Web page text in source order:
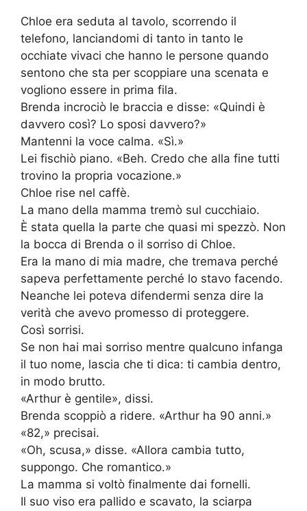
Chloe era seduta al tavolo, scorrendo il
telefono, lanciandomi di tanto in tanto le
occhiate vivaci che hanno le persone quando
sentono che sta per scoppiare una scenata e
vogliono essere in prima fila.
Brenda incrociò le braccia e disse: «Quindi è
davvero così? Lo sposi davvero?»
Mantenni la voce calma. «Sì.»
Lei fischiò piano. «Beh. Credo che alla fine tutti
trovino la propria vocazione.»
Chloe rise nel caffè.
La mano della mamma tremò sul cucchiaio.
È stata quella la parte che quasi mi spezzò. Non
la bocca di Brenda o il sorriso di Chloe.
Era la mano di mia madre, che tremava perché
sapeva perfettamente perché lo stavo facendo.
Neanche lei poteva difendermi senza dire la
verità che avevo promesso di proteggere.
Così sorrisi.
Se non hai mai sorriso mentre qualcuno infanga
il tuo nome, lascia che ti dica: ti cambia dentro,
in modo brutto.
«Arthur è gentile», dissi.
Brenda scoppiò a ridere. «Arthur ha 90 anni.»
«82,» precisai.
«Oh, scusa,» disse. «Allora cambia tutto,
suppongo. Che romantico.»
La mamma si voltò finalmente dai fornelli.
Il suo viso era pallido e scavato, la sciarpa